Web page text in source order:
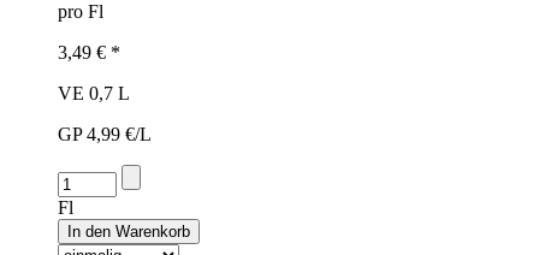
pro Fl
3,49 € *
VE 0,7 L
GP 4,99 €/L
Fl